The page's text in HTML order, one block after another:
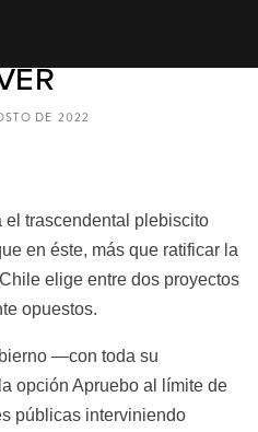
- GAME
el trascendental plebiscito
en éste, más que ratificar la
elige entre dos proyectos
opuestos.
—con toda su
opción Apruebo al límite de
públicas interviniendo
DE 2022